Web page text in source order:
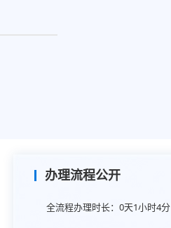
办理流程公开
全流程办理时长：0天1小时4分